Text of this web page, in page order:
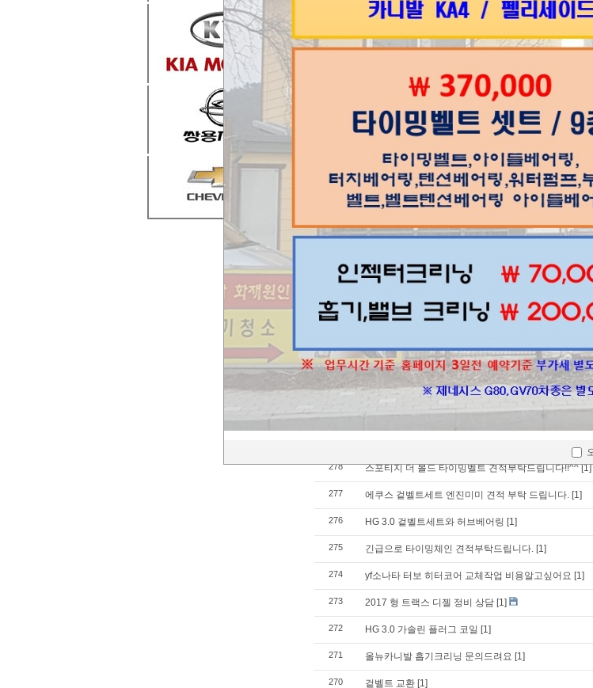
엮인글0
조은카랜드
2023.09.23 12:42 정비가격표
번호 제목
285 포터2 [1]
284 안녕하세여 [2]
282 17년식 k7 등속부트교체 문의 [1]
281 등속조인트 부트교체 작업비용하고 작업시간 문의드
싼타페 더 프라임 겉밸트교환 문의 입니다.
278 스포티지 더 볼드 타이밍벨트 견적부탁드립니다!!^^ [1]
277 에쿠스 겉벨트세트 엔진미미 견적 부탁 드립니다. [1]
276 HG 3.0 겉벨트세트와 허브베어링 [1]
275 긴급으로 타이밍체인 견적부탁드립니다. [1]
274 yf소나타 터보 히터코어 교체작업 비용알고싶어요 [1]
273 2017 형 트랙스 디젤 정비 상담 [1]
272 HG 3.0 가솔린 플러그 코일 [1]
271 올뉴카니발 흡기크리닝 문의드려요 [1]
270 겉벨트 교환 [1]